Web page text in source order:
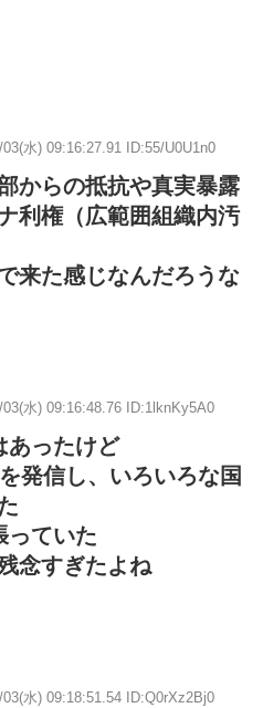
水) 09:16:27.91 ID:55/U0U1n0
からの抵抗や真実暴露
利権（広範囲組織内汚
来た感じなんだろうな
03(水) 09:16:48.76 ID:1lknKy5A0
あったけど
発信し、いろいろな国
っていた
念すぎたよね
03(水) 09:18:51.54 ID:Q0rXz2Bj0